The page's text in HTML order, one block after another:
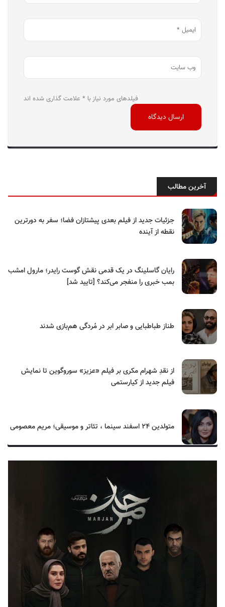
فیلدهای مورد نیاز با * علامت گذاری شده اند
آخرین مطالب
جزئیات جدید از فیلم بعدی پیشتازان فضا؛ سفر به دورترین
نقطه از آینده
رایان گاسلینگ در یک قدمی نقش گوست رایدر؛ مارول امشب
بمب خبری را منفجر می‌کند؟ [تایید شد]
طناز طباطبایی و صابر ابر در مُردگی هم‌بازی شدند
از نقدِ شهرام مکری بر فیلم «عزیز» سوروگوین تا نمایش
فیلم جدید از کیارستمی
متولدین ۲۴ اسفند سینما ، تئاتر و موسیقی؛ مریم معصومی